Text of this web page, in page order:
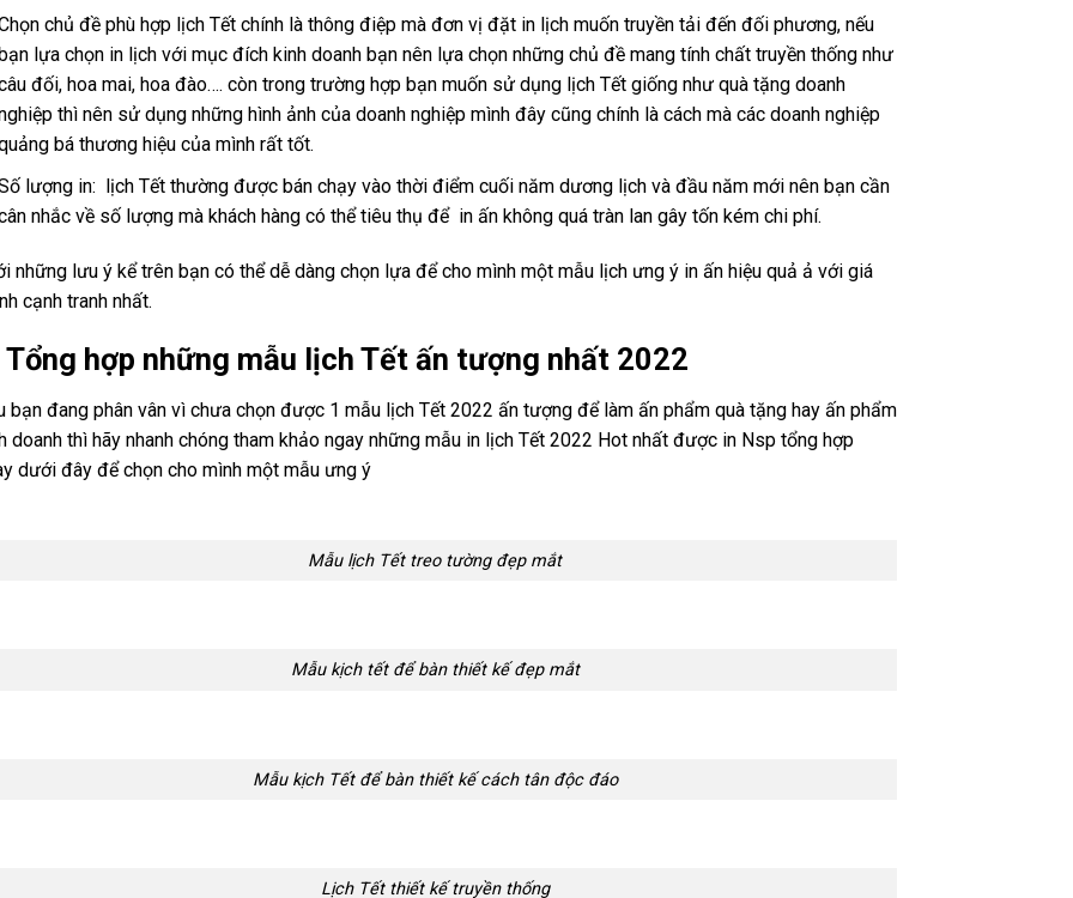
chủ đề phù hợp lịch Tết chính là thông điệp mà đơn vị đặt in lịch muốn truyền tải đến đối phương, nếu
lựa chọn in lịch với mục đích kinh doanh bạn nên lựa chọn những chủ đề mang tính chất truyền thống như
đối, hoa mai, hoa đào…. còn trong trường hợp bạn muốn sử dụng lịch Tết giống như quà tặng doanh
thì nên sử dụng những hình ảnh của doanh nghiệp mình đây cũng chính là cách mà các doanh nghiệp
bá thương hiệu của mình rất tốt.
lượng in: lịch Tết thường được bán chạy vào thời điểm cuối năm dương lịch và đầu năm mới nên bạn cần
nhắc về số lượng mà khách hàng có thể tiêu thụ để in ấn không quá tràn lan gây tốn kém chi phí.
những lưu ý kể trên bạn có thể dễ dàng chọn lựa để cho mình một mẫu lịch ưng ý in ấn hiệu quả ả với giá
cạnh tranh nhất.
Tổng hợp những mẫu lịch Tết ấn tượng nhất 2022
bạn đang phân vân vì chưa chọn được 1 mẫu lịch Tết 2022 ấn tượng để làm ấn phẩm quà tặng hay ấn phẩm
doanh thì hãy nhanh chóng tham khảo ngay những mẫu in lịch Tết 2022 Hot nhất được in Nsp tổng hợp
dưới đây để chọn cho mình một mẫu ưng ý
Mẫu lịch Tết treo tường đẹp mắt
Mẫu kịch tết để bàn thiết kế đẹp mắt
Mẫu kịch Tết để bàn thiết kế cách tân độc đáo
Lịch Tết thiết kế truyền thống